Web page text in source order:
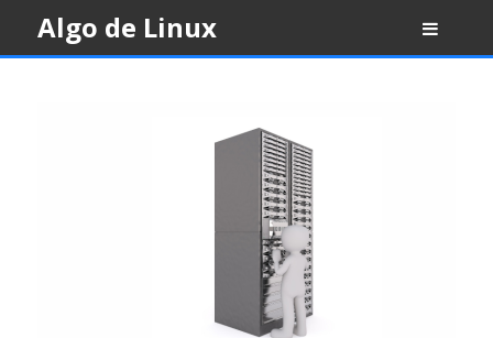
content
Algo de Linux